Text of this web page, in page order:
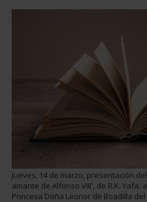
Jueves, 14 de marzo, presentación
amante de Alfonso VIII', de R.K. Yafa,
Princesa Doña Leonor de Boadilla del